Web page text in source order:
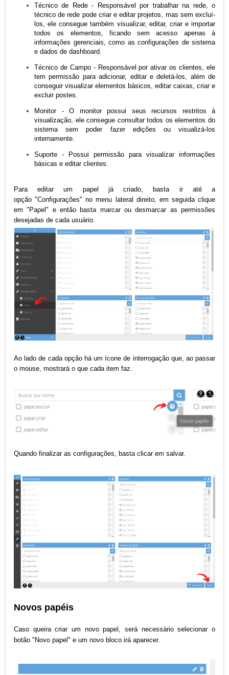
Técnico de Rede - Responsável por trabalhar na rede, o
técnico de rede pode criar e editar projetos, mas sem excluí-
los, ele consegue também visualizar, editar, criar e importar
todos os elementos, ficando sem acesso apenas à
informações gerenciais, como as configurações de sistema
e dados de dashboard.
Técnico de Campo - Responsável por ativar os clientes, ele
tem permissão para adicionar, editar e deletá-los, além de
conseguir visualizar elementos básicos, editar caixas, criar e
excluir postes.
Monitor - O monitor possui seus recursos restritos à
visualização, ele consegue consultar todos os elementos do
sistema sem poder fazer edições ou visualizá-los
internamente.
Suporte - Possui permissão para visualizar informações
básicas e editar clientes.
Para editar um papel já criado, basta ir até a
opção "Configurações" no menu lateral direito, em seguida clique
em "Papel" e então basta marcar ou desmarcar as permissões
desejadas de cada usuário.
Ao lado de cada opção há um ícone de interrogação que, ao passar
o mouse, mostrará o que cada item faz.
Quando finalizar as configurações, basta clicar em salvar.
Novos papéis
Caso queira criar um novo papel, será necessário selecionar o
botão "Novo papel" e um novo bloco irá aparecer.